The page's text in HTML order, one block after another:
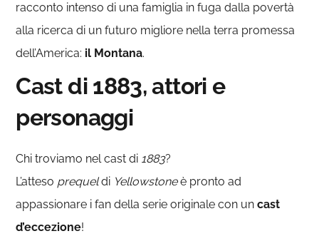
racconto intenso di una famiglia in fuga dalla povertà
alla ricerca di un futuro migliore nella terra promessa
dell’America: il Montana.
Cast di 1883, attori e
personaggi
Chi troviamo nel cast di 1883?
L’atteso prequeldi Yellowstoneè pronto ad
appassionare i fan della serie originale con uncast
d’eccezione!